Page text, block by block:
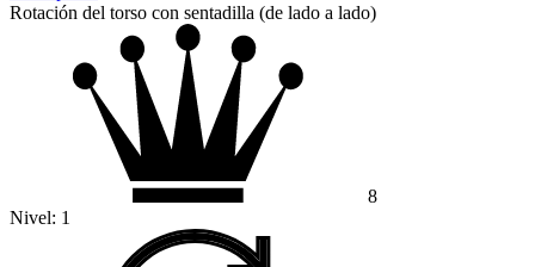
Rotación del torso con sentadilla (de lado a lado)
8
Nivel: 1